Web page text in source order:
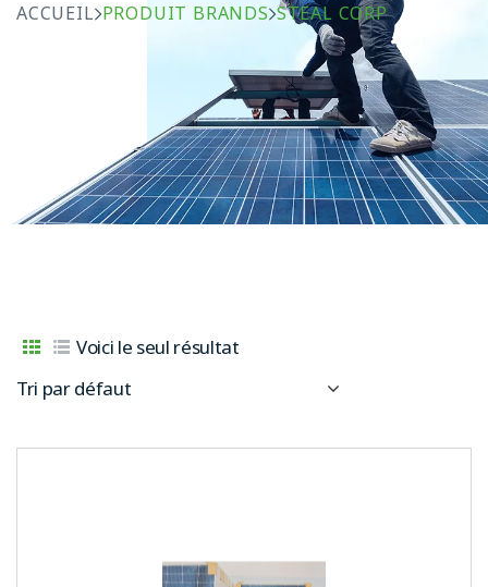
ACCUEIL PRODUIT BRANDS STEAL CORP
Voici le seul résultat
Tri par défaut